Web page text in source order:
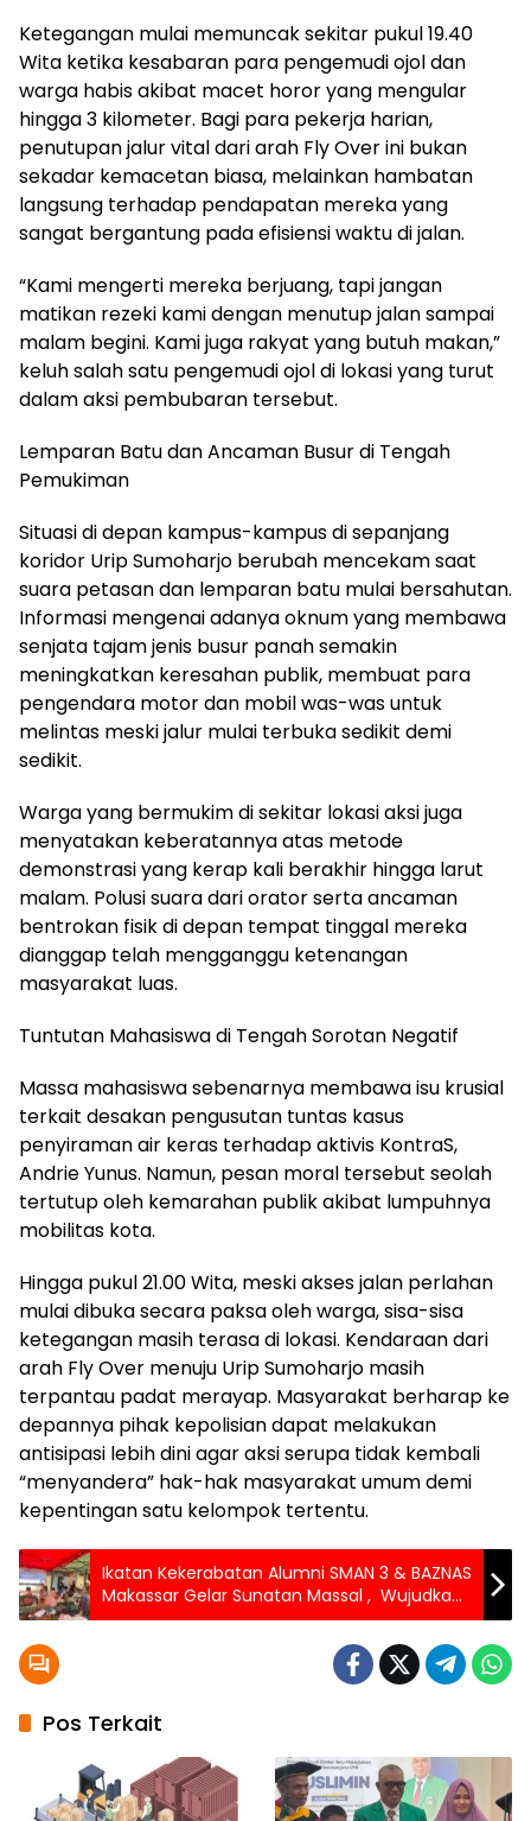
Ketegangan mulai memuncak sekitar pukul 19.40
Wita ketika kesabaran para pengemudi ojol dan
warga habis akibat macet horor yang mengular
hingga 3 kilometer. Bagi para pekerja harian,
penutupan jalur vital dari arah Fly Over ini bukan
sekadar kemacetan biasa, melainkan hambatan
langsung terhadap pendapatan mereka yang
sangat bergantung pada efisiensi waktu di jalan.
“Kami mengerti mereka berjuang, tapi jangan
matikan rezeki kami dengan menutup jalan sampai
malam begini. Kami juga rakyat yang butuh makan,”
keluh salah satu pengemudi ojol di lokasi yang turut
dalam aksi pembubaran tersebut.
Lemparan Batu dan Ancaman Busur di Tengah
Pemukiman
Situasi di depan kampus-kampus di sepanjang
koridor Urip Sumoharjo berubah mencekam saat
suara petasan dan lemparan batu mulai bersahutan.
Informasi mengenai adanya oknum yang membawa
senjata tajam jenis busur panah semakin
meningkatkan keresahan publik, membuat para
pengendara motor dan mobil was-was untuk
melintas meski jalur mulai terbuka sedikit demi
sedikit.
Warga yang bermukim di sekitar lokasi aksi juga
menyatakan keberatannya atas metode
demonstrasi yang kerap kali berakhir hingga larut
malam. Polusi suara dari orator serta ancaman
bentrokan fisik di depan tempat tinggal mereka
dianggap telah mengganggu ketenangan
masyarakat luas.
Tuntutan Mahasiswa di Tengah Sorotan Negatif
Massa mahasiswa sebenarnya membawa isu krusial
terkait desakan pengusutan tuntas kasus
penyiraman air keras terhadap aktivis KontraS,
Andrie Yunus. Namun, pesan moral tersebut seolah
tertutup oleh kemarahan publik akibat lumpuhnya
mobilitas kota.
Hingga pukul 21.00 Wita, meski akses jalan perlahan
mulai dibuka secara paksa oleh warga, sisa-sisa
ketegangan masih terasa di lokasi. Kendaraan dari
arah Fly Over menuju Urip Sumoharjo masih
terpantau padat merayap. Masyarakat berharap ke
depannya pihak kepolisian dapat melakukan
antisipasi lebih dini agar aksi serupa tidak kembali
“menyandera” hak-hak masyarakat umum demi
kepentingan satu kelompok tertentu.
Ikatan Kekerabatan Alumni SMAN 3 & BAZNAS
Makassar Gelar Sunatan Massal , Wujudkan
Generasi Sehat dan Berkah
Pos Terkait